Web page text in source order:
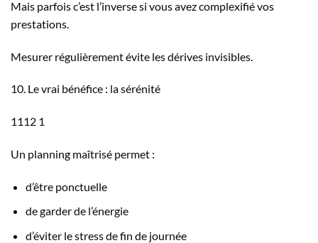
Mais parfois c’est l’inverse si vous avez complexifié vos
prestations.
Mesurer régulièrement évite les dérives invisibles.
10. Le vrai bénéfice : la sérénité
1112 1
Un planning maîtrisé permet :
d’être ponctuelle
de garder de l’énergie
d’éviter le stress de fin de journée